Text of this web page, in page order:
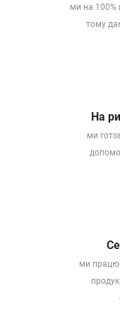
ми на 100%
тому
На
ми
ми